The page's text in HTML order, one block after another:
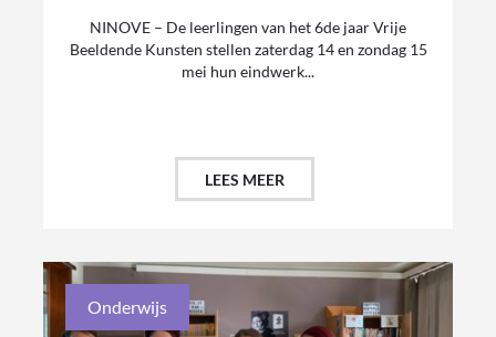
NINOVE – De leerlingen van het 6de jaar Vrije
Beeldende Kunsten stellen zaterdag 14 en zondag 15
mei hun eindwerk...
LEES MEER
Onderwijs